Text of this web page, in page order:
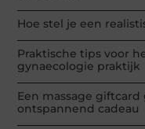
Hoe stel je een
Praktische tips voor
gynaecologie praktijk
Een massage
ontspannend cadeau